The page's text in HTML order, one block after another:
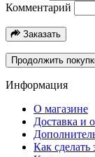
Комментарий
Заказать
Продолжить
Информация
О магазине
Доставка и
Как сделать